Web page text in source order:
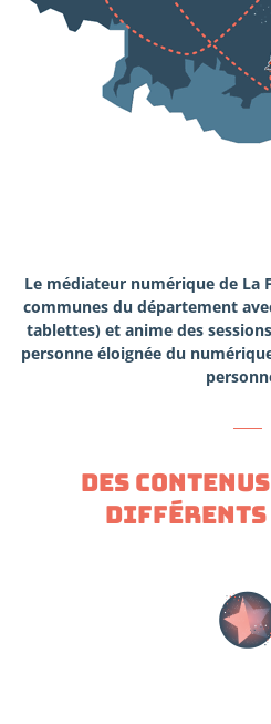
Le médiateur numérique de La
communes du département
tablettes) et anime des
personne éloignée du
DES